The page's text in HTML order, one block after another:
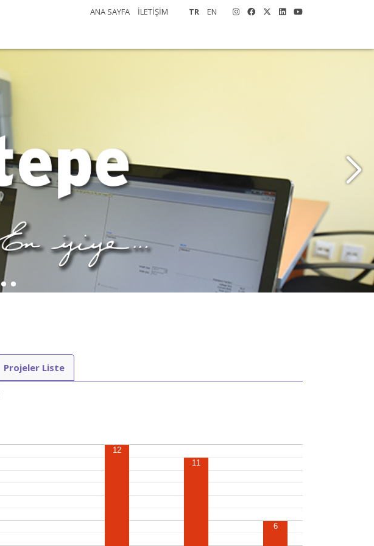
TR EN
ANA SAYFA İLETİŞİM
Projeler Liste
12
11
6